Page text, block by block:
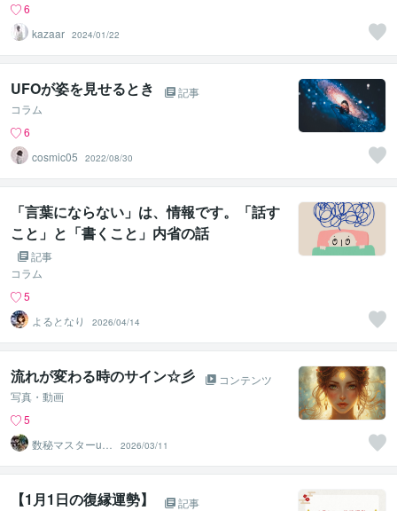
6
kazaar 2024/01/22
UFOが姿を見せるとき
記事
コラム
6
cosmic05
2022/08/30
「言葉にならない」は、情報です。「話す
こと」と「書くこと」内省の話
記事
コラム
5
よるとなり
2026/04/14
流れが変わる時のサイン☆彡
コンテンツ
写真・動画
5
数秘マスターura
ra
2026/03/11
【1月1日の復縁運勢】
記事